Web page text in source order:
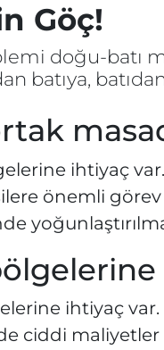
Göç!
doğu-batı
batıya,
ihtiyaç
önemli
ihtiyaç var.
ciddi maliyetler